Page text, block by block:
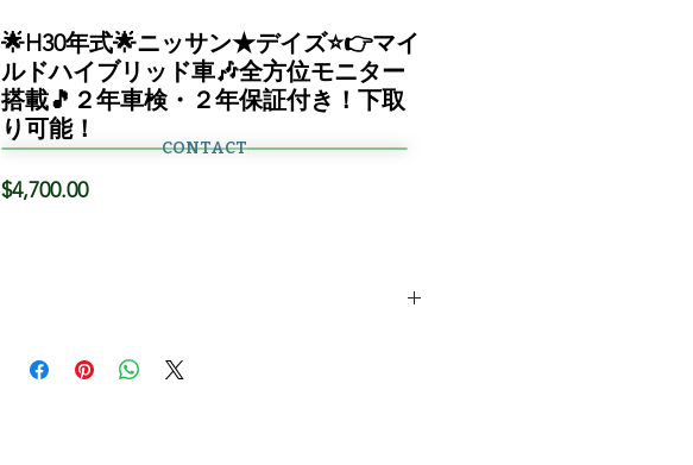
🌟H30年式🌟ニッサン★デイズ⭐👉マイ
ルドハイブリッド車🎶全方位モニター
搭載🎵２年車検・２年保証付き！下取
り可能！
$4,700.00価
CONTACT